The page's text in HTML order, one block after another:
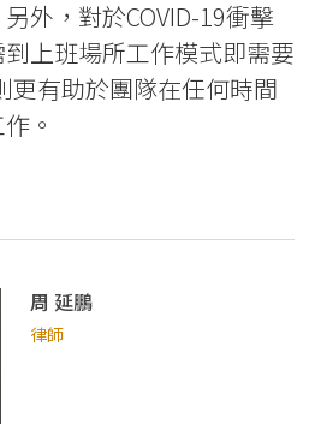
外，對於COVID-19衝擊
上班場所工作模式即需要
更有助於團隊在任何時間
。
周 延鵬
律師